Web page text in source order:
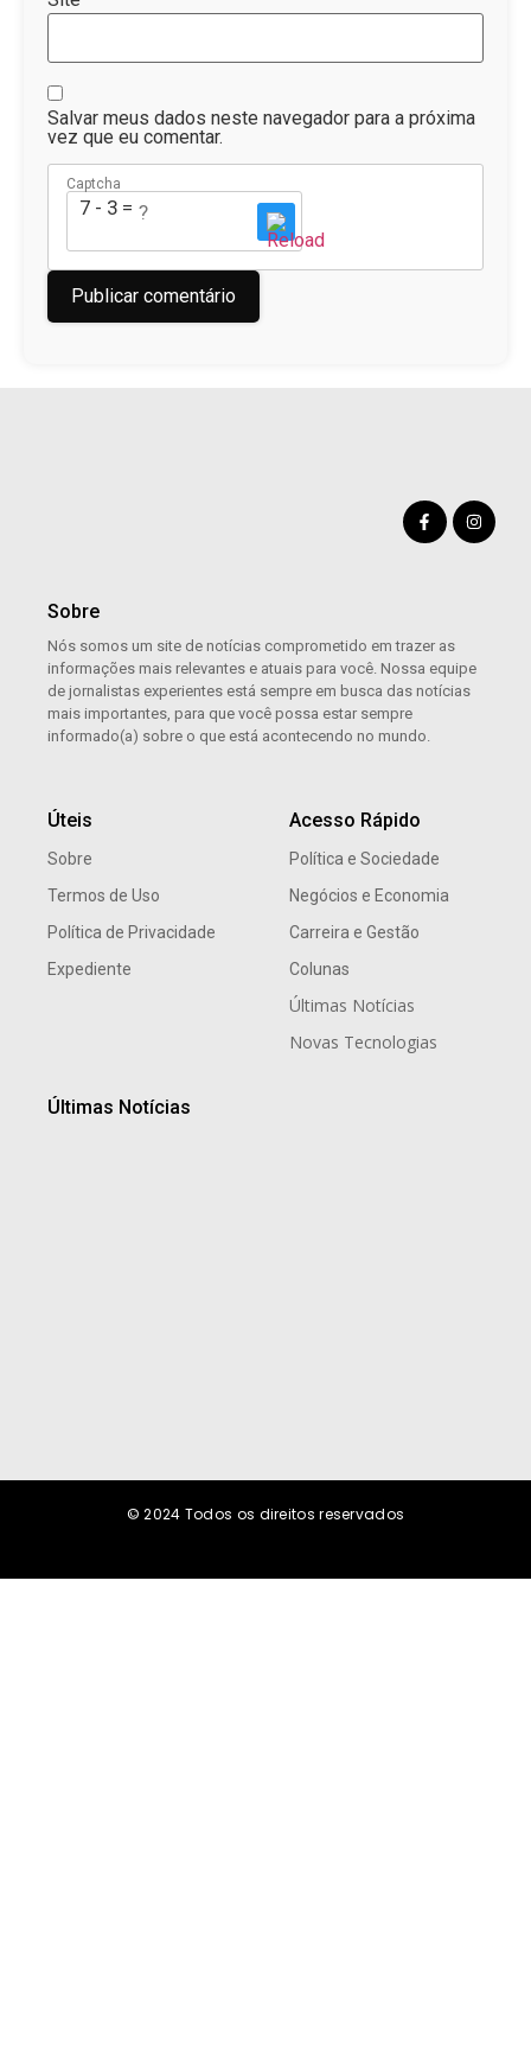
Salvar meus dados neste navegador para a próxima
vez que eu comentar.
Captcha
7 - 3 = ?
Sobre
Nós somos um site de notícias comprometido em trazer as
informações mais relevantes e atuais para você. Nossa equipe
de jornalistas experientes está sempre em busca das notícias
mais importantes, para que você possa estar sempre
informado(a) sobre o que está acontecendo no mundo.
Úteis
Sobre
Termos de Uso
Política de Privacidade
Expediente
Acesso Rápido
Política e Sociedade
Negócios e Economia
Carreira e Gestão
Colunas
Últimas Notícias
Novas Tecnologias
Últimas Notícias
© 2024 Todos os direitos reservados